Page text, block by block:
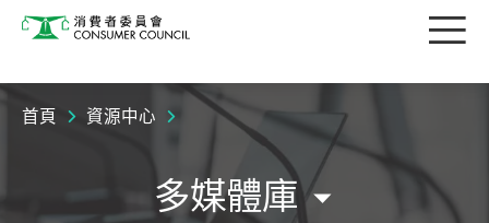
消費者委員會 目
首頁 資源中心
多媒體庫